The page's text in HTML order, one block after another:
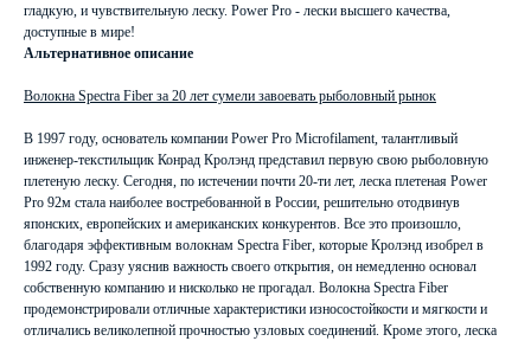
гладкую, и чувствительную леску. Power Pro - лески высшего качества,
доступные в мире!
Альтернативное описание
Волокна Spectra Fiber за 20 лет сумели завоевать рыболовный рынок
В 1997 году, основатель компании Power Pro Microfilament, талантливый
инженер-текстильщик Конрад Кролэнд представил первую свою рыболовную
плетеную леску. Сегодня, по истечении почти 20-ти лет, леска плетеная Power
Pro 92м стала наиболее востребованной в России, решительно отодвинув
японских, европейских и американских конкурентов. Все это произошло,
благодаря эффективным волокнам Spectra Fiber, которые Кролэнд изобрел в
1992 году. Сразу уяснив важность своего открытия, он немедленно основал
собственную компанию и нисколько не прогадал. Волокна Spectra Fiber
продемонстрировали отличные характеристики износостойкости и мягкости и
отличались великолепной прочностью узловых соединений. Кроме этого, леска